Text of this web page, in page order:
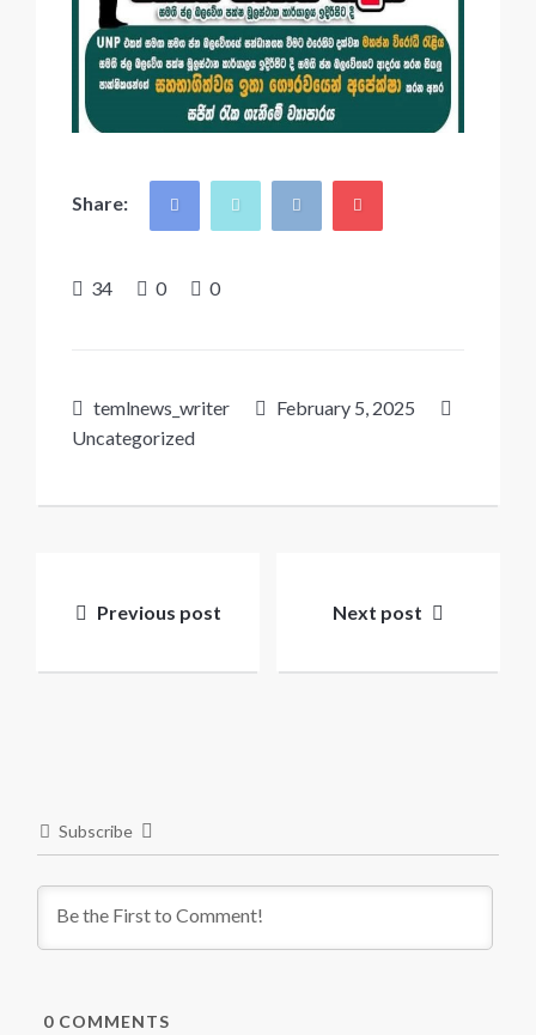
Share:
34 0 0
temlnews_writer
February 5, 2025
Uncategorized
navigation
Previous post Next post
Subscribe
0 COMMENTS